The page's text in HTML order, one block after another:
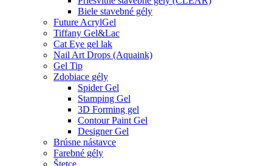
Biele stavebné gély
Future AcrylGel
Tiffany Gel&Lac
Cat Eye gel lak
Nail Art Drops (Aquaink)
Gel Tip
Zdobiace gély
Spider Gel
Stamping Gel
3D Forming gel
Contour Paint Gel
Designer Gel
Brúsne nástavce
Farebné gély
Štetce